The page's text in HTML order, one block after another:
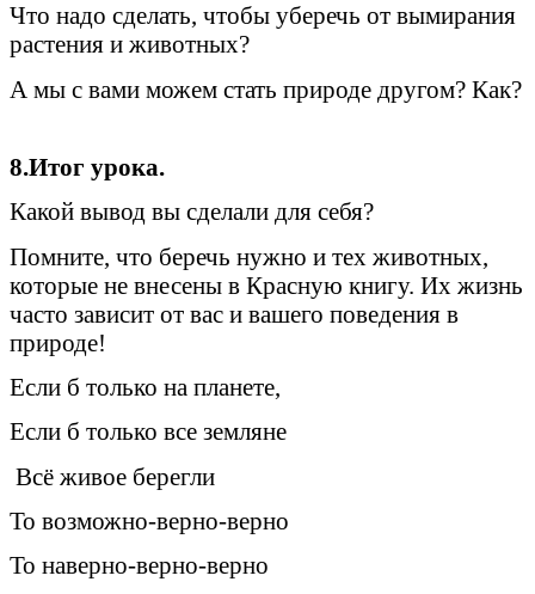
Что надо сделать, чтобы уберечь от вымирания
растения и животных?
А мы с вами можем стать природе другом? Как?
8.Итог урока.
Какой вывод вы сделали для себя?
Помните, что беречь нужно и тех животных,
которые не внесены в Красную книгу. Их жизнь
часто зависит от вас и вашего поведения в
природе!
Если б только на планете,
Если б только все земляне
Всё живое берегли
То возможно-верно-верно
То наверно-верно-верно